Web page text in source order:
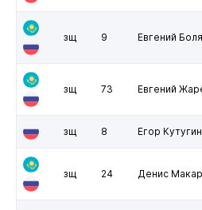
зщ 9 Евгений
зщ 73 Евгений
зщ 8 Егор Кутугин
зщ 24 Денис